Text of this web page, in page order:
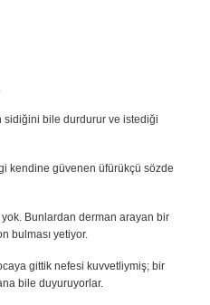
bile durdurur ve istediği
kendine güvenen üfürükçü sözde
Bunlardan derman arayan bir
bulması yetiyor.
gittik nefesi kuvvetliymiş; bir
bile duyuruyorlar.